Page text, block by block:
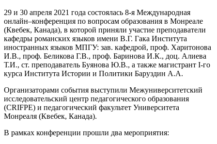
29 и 30 апреля 2021 года состоялась 8-я Международная
онлайн–конференция по вопросам образования в Монреале
(Квебек, Канада), в которой приняли участие преподаватели
кафедры романских языков имени В.Г. Гака Института
иностранных языков МПГУ: зав. кафедрой, проф. Харитонова
И.В., проф. Беликова Г.В., проф. Баринова И.К., доц. Алиева
Т.И., ст. преподаватель Буянова Ю.В., а также магистрант I-го
курса Института Истории и Политики Баруздин А.А.
Организаторами события выступили Межуниверситетский
исследовательский центр педагогического образования
(CRIFPE) и педагогический факультет Университета
Монреаля (Квебек, Канада).
В рамках конференции прошли два мероприятия: